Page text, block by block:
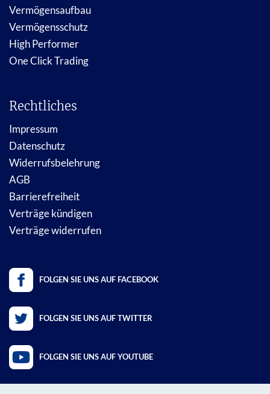
Vermögensaufbau
Vermögensschutz
High Performer
One Click Trading
Rechtliches
Impressum
Datenschutz
Widerrufsbelehrung
AGB
Barrierefreiheit
Verträge kündigen
Verträge widerrufen
FOLGEN SIE UNS AUF FACEBOOK
FOLGEN SIE UNS AUF TWITTER
FOLGEN SIE UNS AUF YOUTUBE